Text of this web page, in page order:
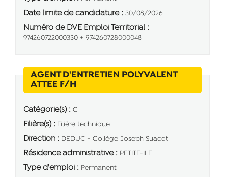
Date limite de candidature : 30/08/2026
Numéro de DVE Emploi Territorial :
974260722000330 + 974260728000048
AGENT D'ENTRETIEN POLYVALENT
ATTEE F/H
Catégorie(s) : C
Filière(s) : Filière technique
Direction : DEDUC - Collège Joseph Suacot
Résidence administrative : PETITE-ILE
Type d'emploi : Permanent